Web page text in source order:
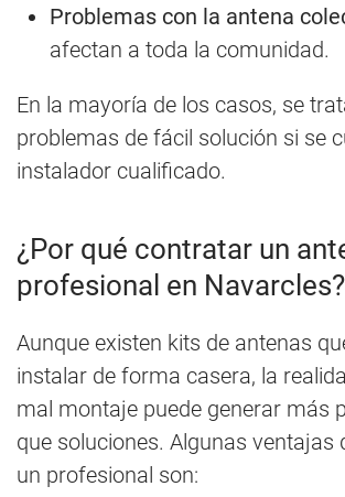
Problemas con la antena
afectan a toda la comunidad.
En la mayoría de los casos, se
problemas de fácil solución si se
instalador cualificado.
¿Por qué contratar un
profesional en Navarcles?
Aunque existen kits de antenas
instalar de forma casera, la
mal montaje puede generar más
que soluciones. Algunas ventajas
un profesional son: